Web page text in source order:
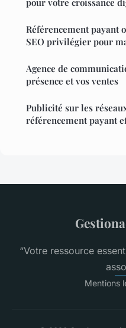
pour votre croissance
Référencement payant
SEO privilégier pour
Agence de
présence et vos ventes
Publicité sur les
référencement payant
“Votre ressource
Mentions